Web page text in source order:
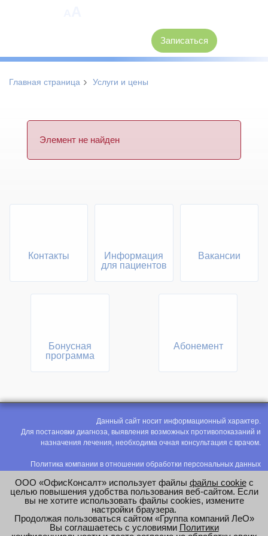
Записаться
Главная страница › Услуги и цены
Элемент не найден
Контакты
Информация
для пациентов
Вакансии
Бонусная
программа
Абонемент
Данный сайт носит информационный характер.
Для постановки диагноза, выявления возможных противопоказаний и
назначения лечения, необходима очная консультация с врачом.
Политика компании в отношении обработки персональных данных
Соглашение на обработку персональных данных
Оценка труда
e-mail:office@modus-leo.ru
ООО «ОфисКонсалт» использует файлы файлы cookieс
целью повышения удобства пользования веб-сайтом. Если
вы не хотите использовать файлы cookies, измените
настройки браузера.
Продолжая пользоваться сайтом «Группа компаний ЛеО»
Вы соглашаетесь с условиями Политики